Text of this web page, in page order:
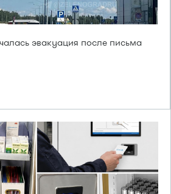
эвакуация после письма